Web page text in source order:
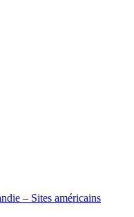
– Sites américains